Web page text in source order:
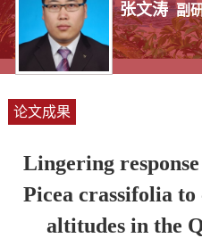
张文涛 副
论文成果
Lingering
Picea crassifolia
altitudes in the